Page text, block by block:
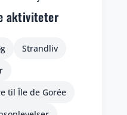
aktiviteter
Strandliv
til Île de Gorée